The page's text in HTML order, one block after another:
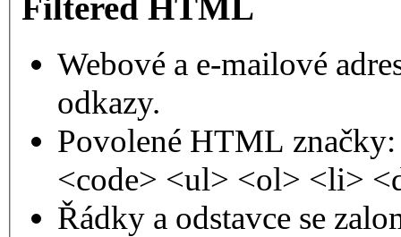
Filtered HTML
Webové a e-mailové
odkazy.
Povolené HTML
<code> <ul> <ol> <li>
Řádky a odstavce se